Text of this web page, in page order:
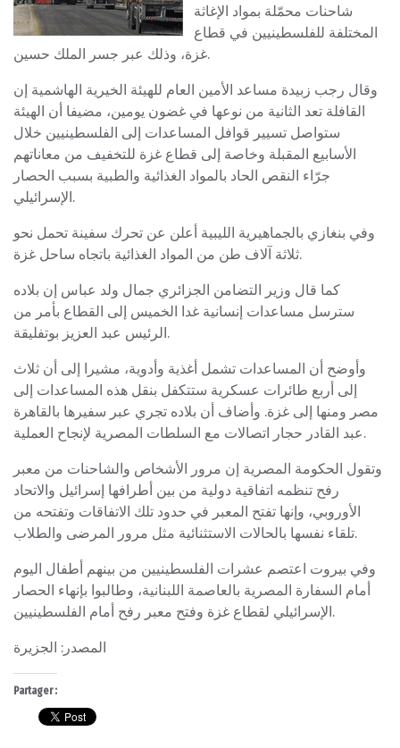
شاحنات محمّلة بمواد الإغاثة
المختلفة للفلسطينيين في قطاع
غزة، وذلك عبر جسر الملك حسين.
وقال رجب زبيدة مساعد الأمين العام للهيئة الخيرية الهاشمية إن
القافلة تعد الثانية من نوعها في غضون يومين، مضيفا أن الهيئة
ستواصل تسيير قوافل المساعدات إلى الفلسطينيين خلال
الأسابيع المقبلة وخاصة إلى قطاع غزة للتخفيف من معاناتهم
جرّاء النقص الحاد بالمواد الغذائية والطبية بسبب الحصار
الإسرائيلي.
وفي بنغازي بالجماهيرية الليبية أعلن عن تحرك سفينة تحمل نحو
ثلاثة آلاف طن من المواد الغذائية باتجاه ساحل غزة.
كما قال وزير التضامن الجزائري جمال ولد عباس إن بلاده
سترسل مساعدات إنسانية غدا الخميس إلى القطاع بأمر من
الرئيس عبد العزيز بوتفليقة.
وأوضح أن المساعدات تشمل أغذية وأدوية، مشيرا إلى أن ثلاث
إلى أربع طائرات عسكرية ستتكفل بنقل هذه المساعدات إلى
مصر ومنها إلى غزة. وأضاف أن بلاده تجري عبر سفيرها بالقاهرة
عبد القادر حجار اتصالات مع السلطات المصرية لإنجاح العملية.
وتقول الحكومة المصرية إن مرور الأشخاص والشاحنات من معبر
رفح تنظمه اتفاقية دولية من بين أطرافها إسرائيل والاتحاد
الأوروبي، وإنها تفتح المعبر في حدود تلك الاتفاقات وتفتحه من
تلقاء نفسها بالحالات الاستثنائية مثل مرور المرضى والطلاب.
وفي بيروت اعتصم عشرات الفلسطينيين من بينهم أطفال اليوم
أمام السفارة المصرية بالعاصمة اللبنانية، وطالبوا بإنهاء الحصار
الإسرائيلي لقطاع غزة وفتح معبر رفح أمام الفلسطينيين.
المصدر: الجزيرة
Partager :